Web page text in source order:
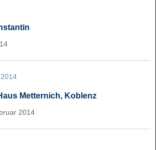
Metternich, Koblenz
2014